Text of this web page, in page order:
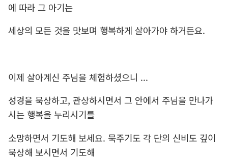
에 따라 그 아기는
세상의 모든 것을 맛보며 행복하게 살아가야 하거든요.
이제 살아계신 주님을 체험하셨으니 ...
성경을 묵상하고, 관상하시면서 그 안에서 주님을 만나가
시는 행복을 누리시기를
소망하면서 기도해 보세요. 묵주기도 각 단의 신비도 깊이
묵상해 보시면서 기도해